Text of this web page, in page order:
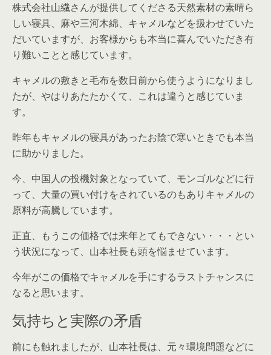
株式会社山繊さんが提供してくださる天然素材の素晴ら
しい寝具、麻や三河木綿、キャメルなどを扱わせていた
だいていますが、お客様からも本当に喜んでいただき有
り難いことと感じています。
キャメルの敷きと毛布を数日前から使うようになりまし
たが、やはりあたたかくて、これは違うと感じていま
す。
昨年もキャメルの寝具があったお陰で寒いときでも本当
に助かりました。
今、中国人の投機対象となっていて、モンゴルなどに行
って、大量の買い付けをされているのもありキャメルの
原料が高騰しています。
正直、もうこの価格では来年とてもできない・・・とい
う状況になって、山本社長も頭を悩ませています。
今年がこの価格でキャメルを手にするラストチャンスに
なると思います。
気持ちと実際の矛盾
前にも触れましたが、山本社長は、元々環境問題などに